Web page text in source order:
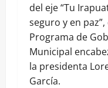
del eje “Tu
seguro y en paz”,
Programa de
Municipal
la presidenta
García.